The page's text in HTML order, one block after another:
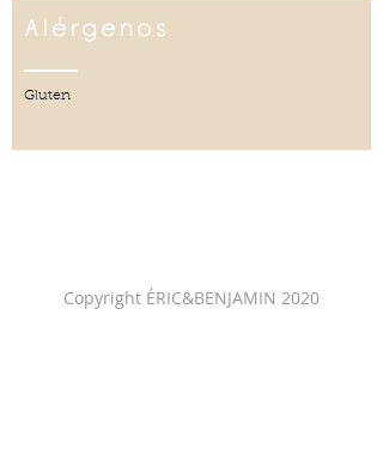
Alérgenos
Gluten
Copyright ÉRIC&BENJAMIN 2020